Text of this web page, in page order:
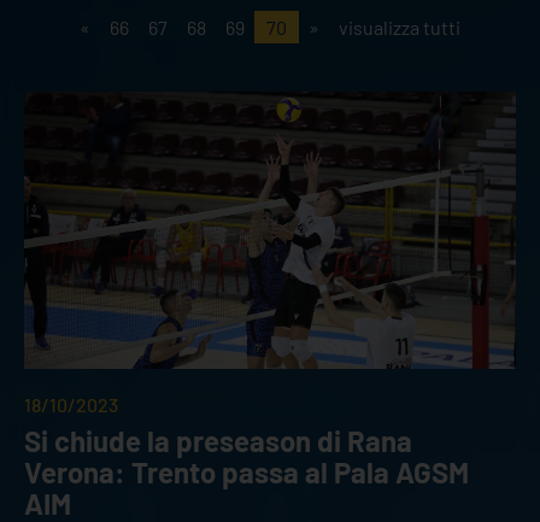
«
66 67 68 69 70 » visualizza tutti
18/10/2023
Si chiude la preseason di Rana
Verona: Trento passa al Pala AGSM
AIM